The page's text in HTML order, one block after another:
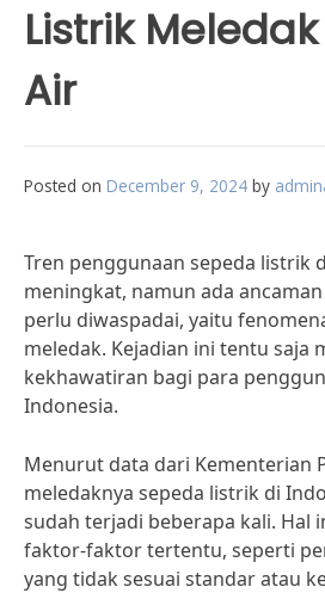
Listrik
Air
Posted on December 9, 2024 by
Tren penggunaan sepeda listrik
meningkat, namun ada
perlu diwaspadai, yaitu
meledak. Kejadian ini tentu saja
kekhawatiran bagi para
Indonesia.
Menurut data dari Kementerian
meledaknya sepeda listrik di
sudah terjadi beberapa kali. Hal
faktor-faktor tertentu, seperti
yang tidak sesuai standar atau